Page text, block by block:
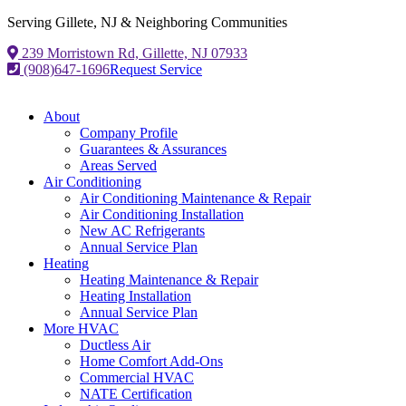
Serving Gillete, NJ & Neighboring Communities
239 Morristown Rd, Gillette, NJ 07933
(908)647-1696Request Service
About
Company Profile
Guarantees & Assurances
Areas Served
Air Conditioning
Air Conditioning Maintenance & Repair
Air Conditioning Installation
New AC Refrigerants
Annual Service Plan
Heating
Heating Maintenance & Repair
Heating Installation
Annual Service Plan
More HVAC
Ductless Air
Home Comfort Add-Ons
Commercial HVAC
NATE Certification